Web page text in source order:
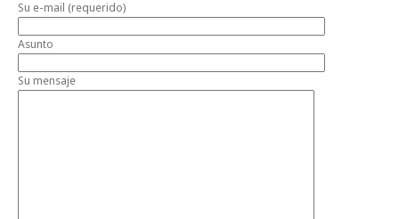
Su e-mail (requerido)
Asunto
Su mensaje